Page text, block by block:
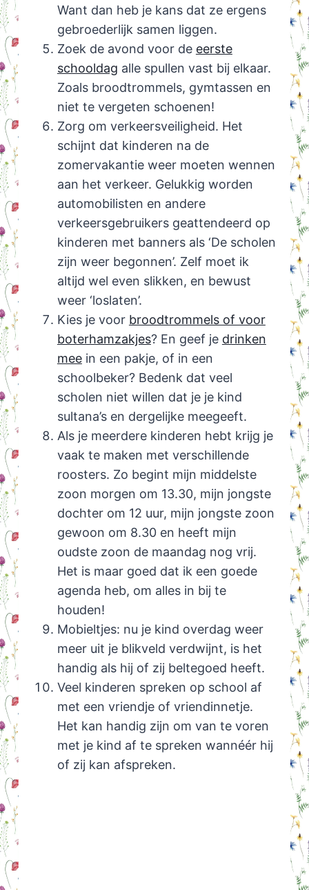
Want dan heb je kans dat ze ergens
gebroederlijk samen liggen.
Zoek de avond voor de eerste
schooldag alle spullen vast bij elkaar.
Zoals broodtrommels, gymtassen en
niet te vergeten schoenen!
Zorg om verkeersveiligheid. Het
schijnt dat kinderen na de
zomervakantie weer moeten wennen
aan het verkeer. Gelukkig worden
automobilisten en andere
verkeersgebruikers geattendeerd op
kinderen met banners als ‘De scholen
zijn weer begonnen’. Zelf moet ik
altijd wel even slikken, en bewust
weer ‘loslaten’.
Kies je voor broodtrommels of voor
boterhamzakjes? En geef je drinken
meein een pakje, of in een
schoolbeker? Bedenk dat veel
scholen niet willen dat je je kind
sultana’s en dergelijke meegeeft.
Als je meerdere kinderen hebt krijg je
vaak te maken met verschillende
roosters. Zo begint mijn middelste
zoon morgen om 13.30, mijn jongste
dochter om 12 uur, mijn jongste zoon
gewoon om 8.30 en heeft mijn
oudste zoon de maandag nog vrij.
Het is maar goed dat ik een goede
agenda heb, om alles in bij te
houden!
Mobieltjes: nu je kind overdag weer
meer uit je blikveld verdwijnt, is het
handig als hij of zij beltegoed heeft.
Veel kinderen spreken op school af
met een vriendje of vriendinnetje.
Het kan handig zijn om van te voren
met je kind af te spreken wannéér hij
of zij kan afspreken.